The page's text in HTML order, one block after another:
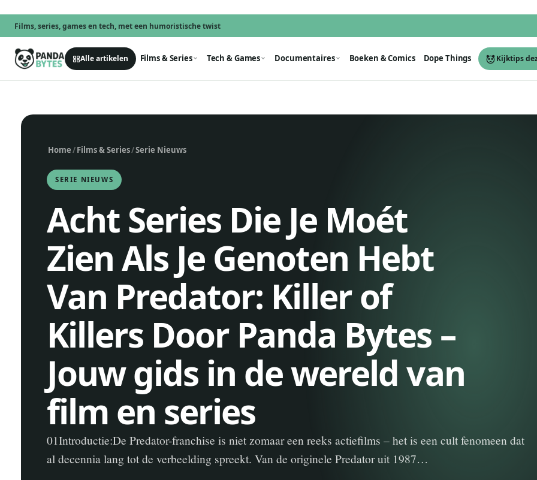
Films, series, games en tech, met een humoristische twist
Alle artikelen Films & Series Tech & Games Documentaires Boeken & Comics Dope Things Kijktips
Home/Films & Series/Serie Nieuws
SERIE NIEUWS
Acht Series Die Je Moét
Zien Als Je Genoten Hebt
Van Predator: Killer of
Killers Door Panda Bytes –
Jouw gids in de wereld van
film en series
01Introductie:De Predator-franchise is niet zomaar een reeks actiefilms – het is een cult fenomeen dat
al decennia lang tot de verbeelding spreekt. Van de originele Predator uit 1987…